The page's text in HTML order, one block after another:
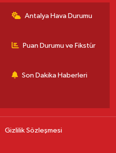
Antalya Hava Durumu
Puan Durumu ve Fikstür
Son Dakika Haberleri
Gizlilik Sözleşmesi